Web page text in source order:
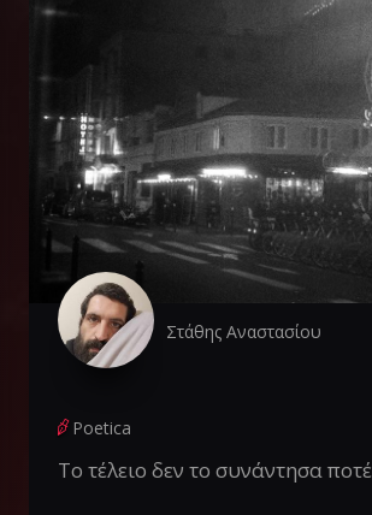
Στάθης Αναστασίου
Poetica
Το τέλειο δεν το συνάντησα ποτέ